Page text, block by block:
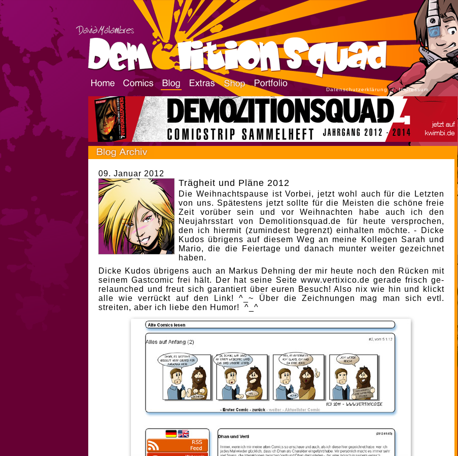
Datenschutzerklärung / Impressum
09. Januar 2012
Trägheit und Pläne 2012
Die Weihnachtspause ist Vorbei, jetzt wohl auch für die Letzten
von uns. Spätestens jetzt sollte für die Meisten die schöne freie
Zeit vorüber sein und vor Weihnachten habe auch ich den
Neujahrsstart von Demolitionsquad.de für heute versprochen,
den ich hiermit (zumindest begrenzt) einhalten möchte. - Dicke
Kudos übrigens auf diesem Weg an meine Kollegen Sarah und
Mario, die die Feiertage und danach munter weiter gezeichnet
haben.
Dicke Kudos übrigens auch an Markus Dehning der mir heute noch den Rücken mit
seinem Gastcomic frei hält. Der hat seine Seite www.vertixico.de gerade frisch ge-
relaunched und freut sich garantiert über euren Besuch! Also nix wie hin und klickt
alle wie verrückt auf den Link! ^_~ Über die Zeichnungen mag man sich evtl.
streiten, aber ich liebe den Humor! ^_^